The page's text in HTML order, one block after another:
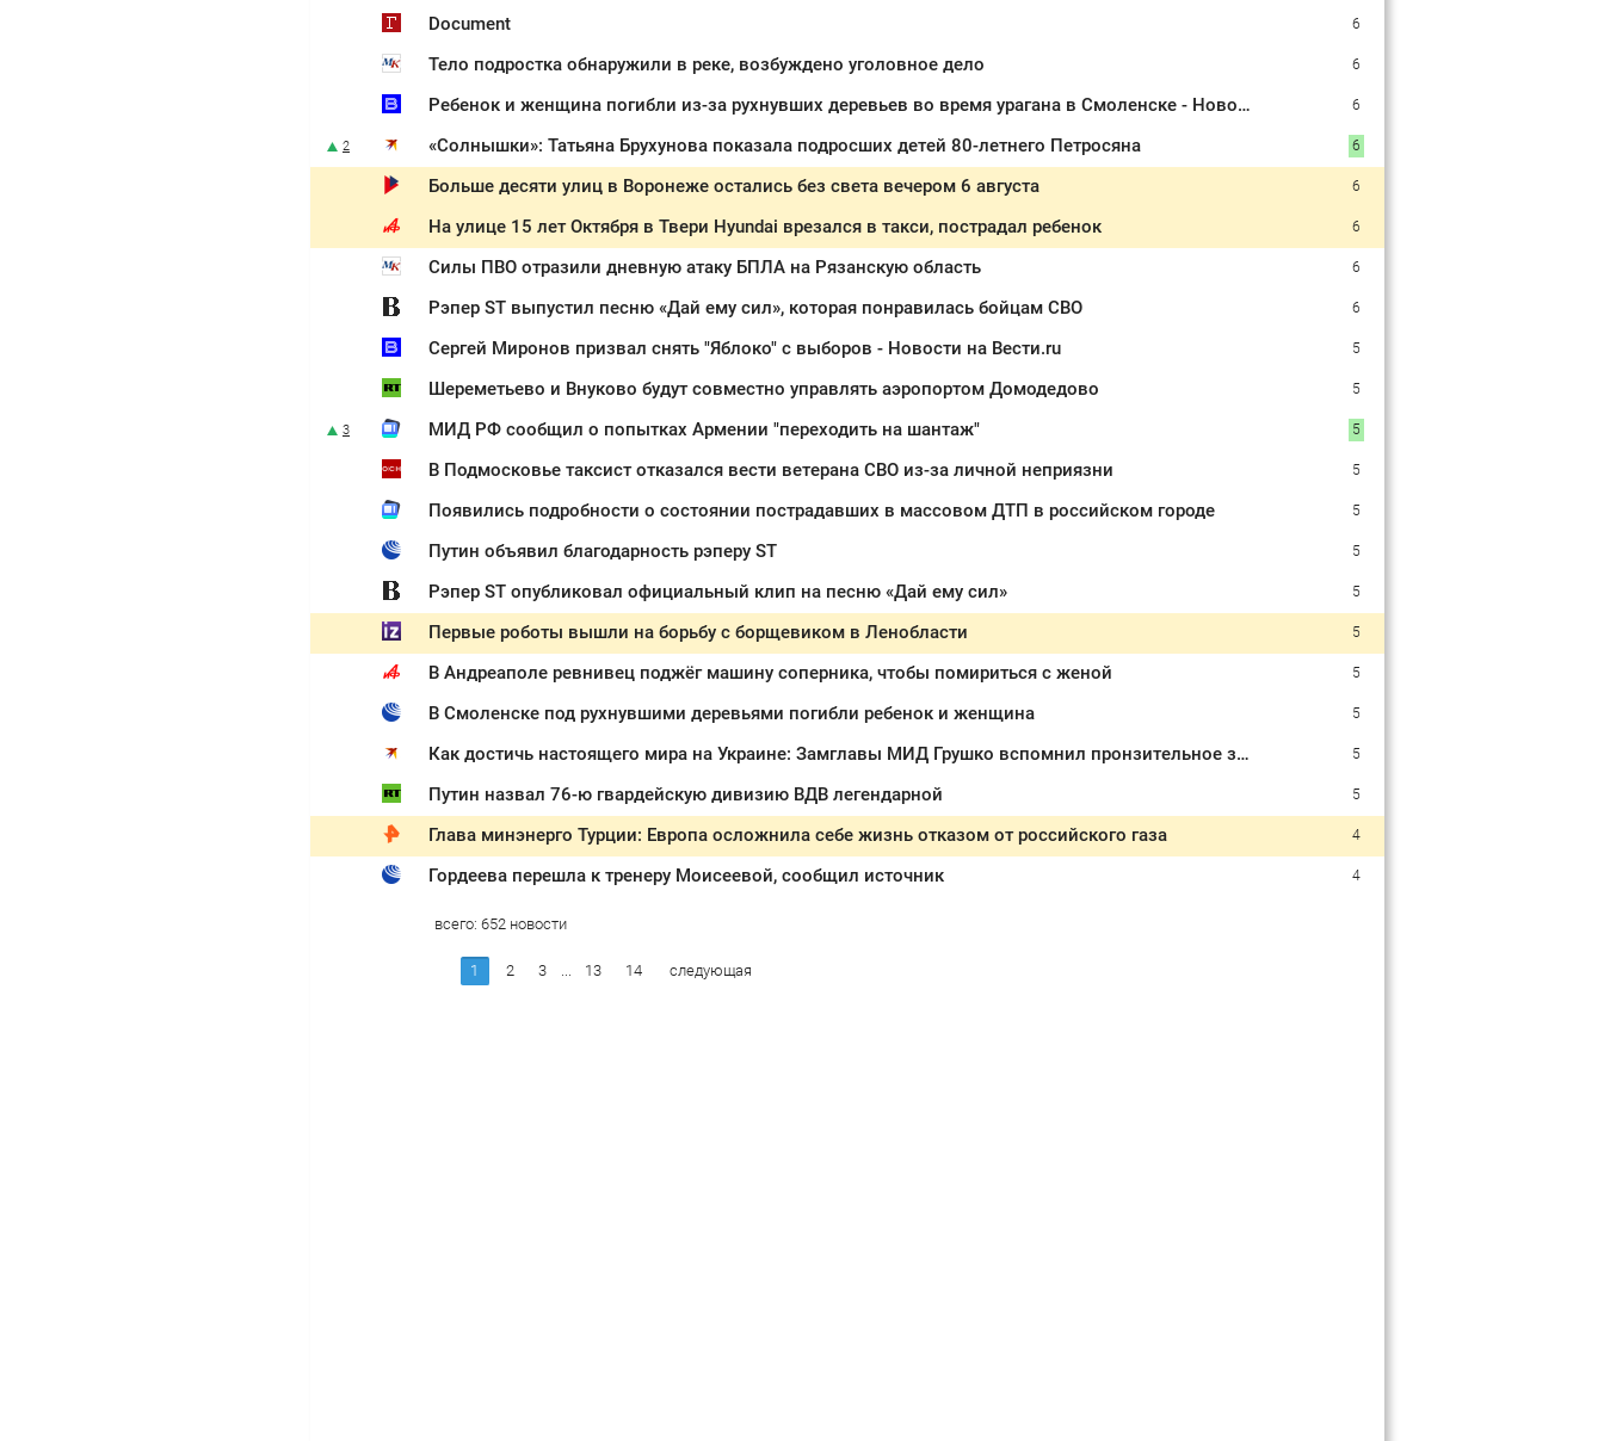
6
Document
6
Тело подростка обнаружили в реке, возбуждено уголовное дело
6
Ребенок и женщина погибли из-за рухнувших деревьев во время урагана в Смоленске - Новости на Вести.ru
2 6
«Солнышки»: Татьяна Брухунова показала подросших детей 80-летнего Петросяна
6
Больше десяти улиц в Воронеже остались без света вечером 6 августа
6
На улице 15 лет Октября в Твери Hyundai врезался в такси, пострадал ребенок
6
Силы ПВО отразили дневную атаку БПЛА на Рязанскую область
6
Рэпер ST выпустил песню «Дай ему сил», которая понравилась бойцам СВО
5
Сергей Миронов призвал снять "Яблоко" с выборов - Новости на Вести.ru
5
Шереметьево и Внуково будут совместно управлять аэропортом Домодедово
3 5
МИД РФ сообщил о попытках Армении "переходить на шантаж"
5
В Подмосковье таксист отказался вести ветерана СВО из-за личной неприязни
5
Появились подробности о состоянии пострадавших в массовом ДТП в российском городе
5
Путин объявил благодарность рэперу ST
5
Рэпер ST опубликовал официальный клип на песню «Дай ему сил»
5
Первые роботы вышли на борьбу с борщевиком в Ленобласти
5
В Андреаполе ревнивец поджёг машину соперника, чтобы помириться с женой
5
В Смоленске под рухнувшими деревьями погибли ребенок и женщина
5
Как достичь настоящего мира на Украине: Замглавы МИД Грушко вспомнил пронзительное завещание Миттерана о России
5
Путин назвал 76-ю гвардейскую дивизию ВДВ легендарной
4
Глава минэнерго Турции: Европа осложнила себе жизнь отказом от российского газа
4
Гордеева перешла к тренеру Моисеевой, сообщил источник
всего: 652 новости
1 2 3 ... 13 14 следующая